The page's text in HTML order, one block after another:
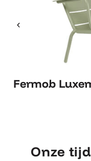
Fermob
Fermob
Onze